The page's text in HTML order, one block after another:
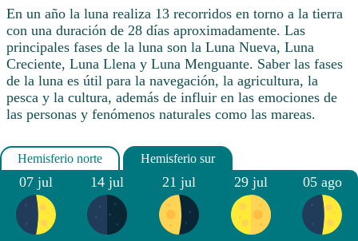
En un año la luna realiza 13 recorridos en torno a la tierra
con una duración de 28 días aproximadamente. Las
principales fases de la luna son la Luna Nueva, Luna
Creciente, Luna Llena y Luna Menguante. Saber las fases
de la luna es útil para la navegación, la agricultura, la
pesca y la cultura, además de influir en las emociones de
las personas y fenómenos naturales como las mareas.
07 jul 14 jul 21 jul 29 jul 05 ago